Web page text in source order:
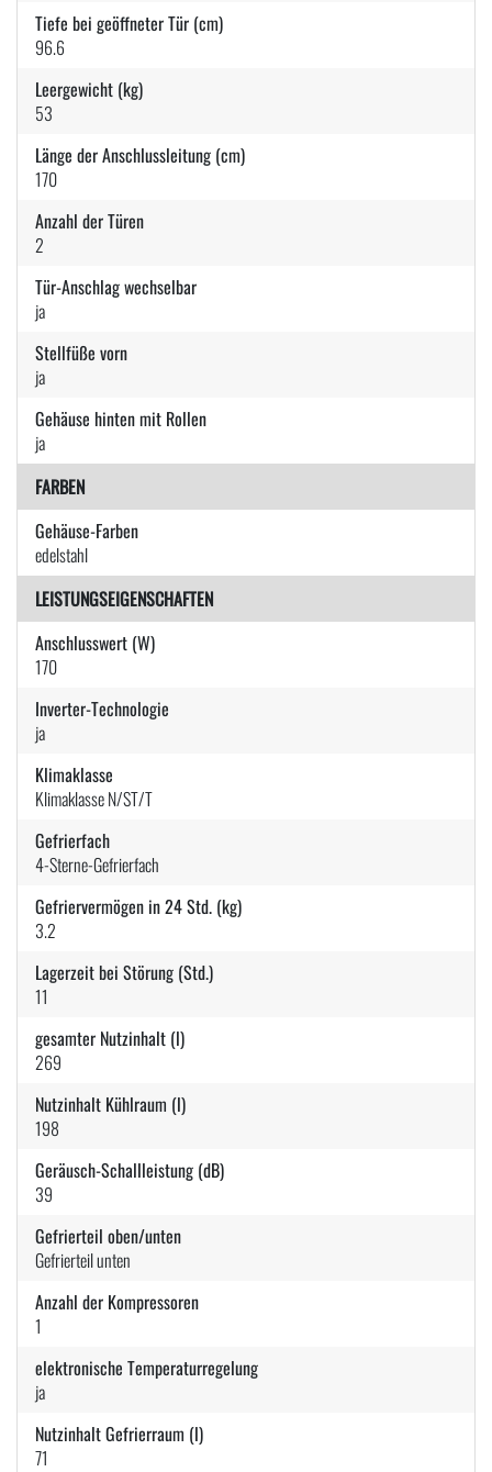
Tiefe bei geöffneter Tür (cm)
96.6
Leergewicht (kg)
53
Länge der Anschlussleitung (cm)
170
Anzahl der Türen
2
Tür-Anschlag wechselbar
ja
Stellfüße vorn
ja
Gehäuse hinten mit Rollen
ja
FARBEN
Gehäuse-Farben
edelstahl
LEISTUNGSEIGENSCHAFTEN
Anschlusswert (W)
170
Inverter-Technologie
ja
Klimaklasse
Klimaklasse N/ST/T
Gefrierfach
4-Sterne-Gefrierfach
Gefriervermögen in 24 Std. (kg)
3.2
Lagerzeit bei Störung (Std.)
11
gesamter Nutzinhalt (l)
269
Nutzinhalt Kühlraum (l)
198
Geräusch-Schallleistung (dB)
39
Gefrierteil oben/unten
Gefrierteil unten
Anzahl der Kompressoren
1
elektronische Temperaturregelung
ja
Nutzinhalt Gefrierraum (l)
71